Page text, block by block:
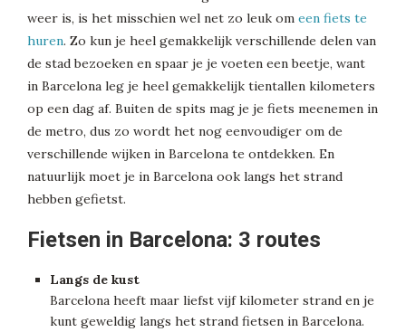
weer is, is het misschien wel net zo leuk om een fiets te
huren. Zo kun je heel gemakkelijk verschillende delen van
de stad bezoeken en spaar je je voeten een beetje, want
in Barcelona leg je heel gemakkelijk tientallen kilometers
op een dag af. Buiten de spits mag je je fiets meenemen in
de metro, dus zo wordt het nog eenvoudiger om de
verschillende wijken in Barcelona te ontdekken. En
natuurlijk moet je in Barcelona ook langs het strand
hebben gefietst.
Fietsen in Barcelona: 3 routes
Langs de kust
Barcelona heeft maar liefst vijf kilometer strand en je
kunt geweldig langs het strand fietsen in Barcelona.